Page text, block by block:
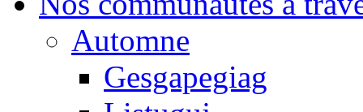
Automne
Gesgapegiag